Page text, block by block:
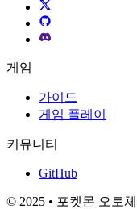
게임
가이드
게임 플레이
커뮤니티
GitHub
© 2025 • 포켓몬 오토